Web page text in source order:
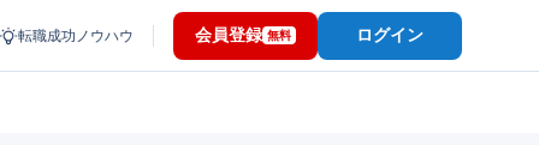
転職成功ノウハウ 会員登録 無料 ログイン